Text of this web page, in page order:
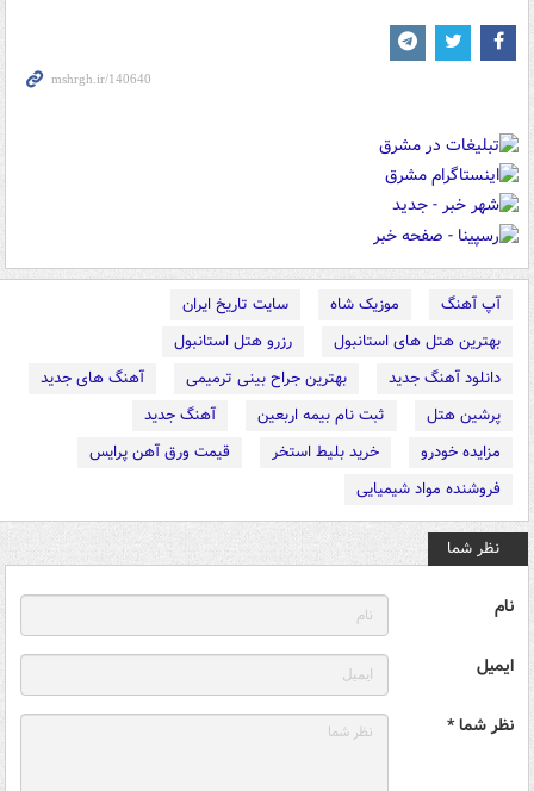
آپ آهنگ موزیک شاه
سایت تاریخ ایران
بهترین هتل های استانبول
رزرو هتل استانبول
دانلود آهنگ جدید
بهترین جراح بینی ترمیمی
آهنگ های جدید
پرشین هتل
ثبت نام بیمه اربعین
آهنگ جدید
مزایده خودرو
خرید بلیط استخر
قیمت ورق آهن پرایس
فروشنده مواد شیمیایی
نظر شما
نام
ایمیل
نظر شما *